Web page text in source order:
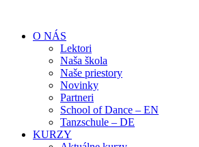
O NÁS
Lektori
Naša škola
Naše priestory
Novinky
Partneri
School of Dance – EN
Tanzschule – DE
KURZY